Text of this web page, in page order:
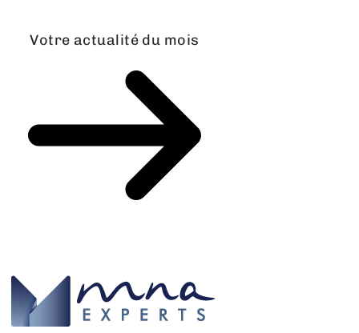
Votre actualité du mois